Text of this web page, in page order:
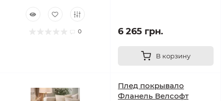
0 6 265 грн.
В корзину
Плед покрывало
Фланель Велсофт